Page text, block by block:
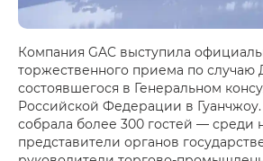
Компания GAC выступила
торжественного приема по случаю
состоявшегося в Генеральном
Российской Федерации в
собрала более 300 гостей — среди
представители органов